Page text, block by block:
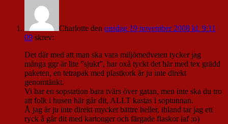
Charlotte den onsdag 19 november 2008 kl. 9:11
09 skrev:
Det där med att man ska vara miljömedveten tycker jag
många ggr är lite ”sjukt”, har oxå tyckt det här med tex grädd
paketen, en tetrapak med plastkork är ju inte direkt
genomtänkt.
Vi har en sopstation bara tvärs över gatan, men inte ska du tro
att folk i husen här går dit, ALLT kastas i soptunnan.
Å jag är ju inte direkt mycket bättre heller, ibland tar jag ett
ryck å går dit med kartonger och färgade flaskor iaf ;o)